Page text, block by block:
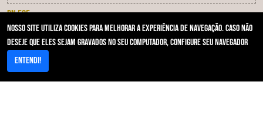
RN 505
IDSS - Programa de qualificação das operadoras
RN 593
Notificação Por Inadimplência
Nosso site utiliza cookies para melhorar a experiência de navegação. Caso não
deseje que eles sejam gravados no seu computador, configure seu navegador
Entendi!